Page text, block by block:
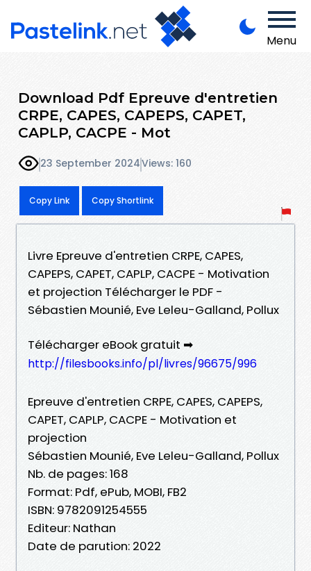
Menu
Download Pdf Epreuve d'entretien
CRPE, CAPES, CAPEPS, CAPET,
CAPLP, CACPE - Mot
23 September 2024Views: 160
Copy Link Copy Shortlink
Livre Epreuve d'entretien CRPE, CAPES,
CAPEPS, CAPET, CAPLP, CACPE - Motivation
et projection Télécharger le PDF -
Sébastien Mounié, Eve Leleu-Galland, Pollux
Télécharger eBook gratuit ➡
http://filesbooks.info/pl/livres/96675/996
Epreuve d'entretien CRPE, CAPES, CAPEPS,
CAPET, CAPLP, CACPE - Motivation et
projection
Sébastien Mounié, Eve Leleu-Galland, Pollux
Nb. de pages: 168
Format: Pdf, ePub, MOBI, FB2
ISBN: 9782091254555
Editeur: Nathan
Date de parution: 2022